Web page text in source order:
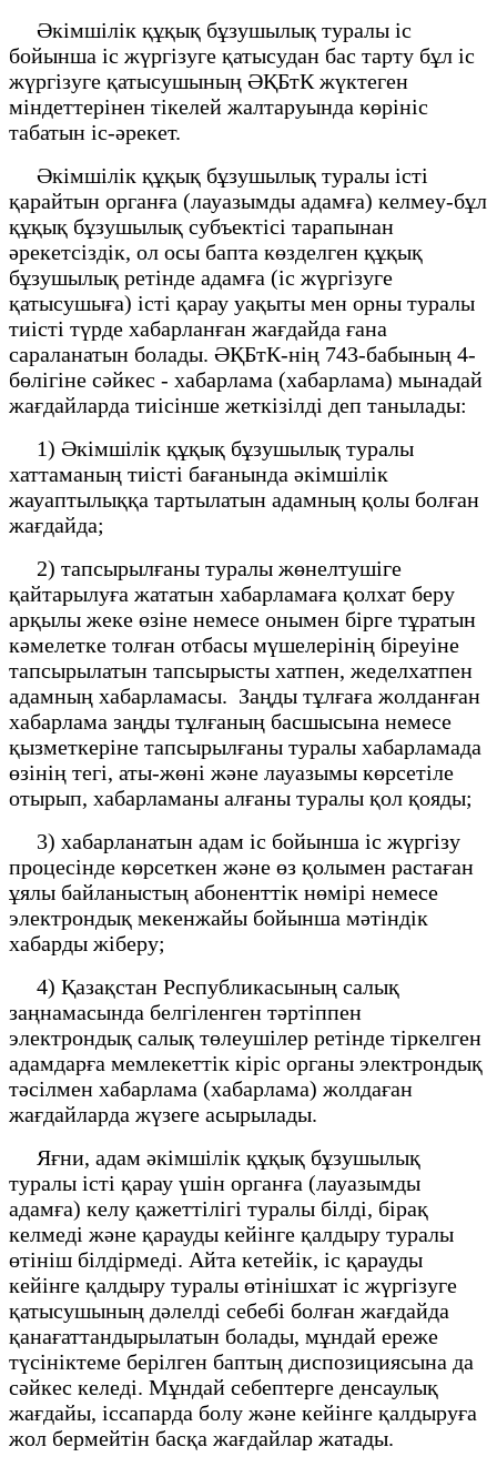
Әкімшілік құқық бұзушылық туралы іс
бойынша іс жүргізуге қатысудан бас тарту бұл іс
жүргізуге қатысушының ӘҚБтК жүктеген
міндеттерінен тікелей жалтаруында көрініс
табатын іс-әрекет.
Әкімшілік құқық бұзушылық туралы істі
қарайтын органға (лауазымды адамға) келмеу-бұл
құқық бұзушылық субъектісі тарапынан
әрекетсіздік, ол осы бапта көзделген құқық
бұзушылық ретінде адамға (іс жүргізуге
қатысушыға) істі қарау уақыты мен орны туралы
тиісті түрде хабарланған жағдайда ғана
сараланатын болады. ӘҚБтК-нің 743-бабының 4-
бөлігіне сәйкес - хабарлама (хабарлама) мынадай
жағдайларда тиісінше жеткізілді деп танылады:
1) Әкімшілік құқық бұзушылық туралы
хаттаманың тиісті бағанында әкімшілік
жауаптылыққа тартылатын адамның қолы болған
жағдайда;
2) тапсырылғаны туралы жөнелтушіге
қайтарылуға жататын хабарламаға қолхат беру
арқылы жеке өзіне немесе онымен бірге тұратын
кәмелетке толған отбасы мүшелерінің біреуіне
тапсырылатын тапсырысты хатпен, жеделхатпен
адамның хабарламасы. Заңды тұлғаға жолданған
хабарлама заңды тұлғаның басшысына немесе
қызметкеріне тапсырылғаны туралы хабарламада
өзінің тегі, аты-жөні және лауазымы көрсетіле
отырып, хабарламаны алғаны туралы қол қояды;
3) хабарланатын адам іс бойынша іс жүргізу
процесінде көрсеткен және өз қолымен растаған
ұялы байланыстың абоненттік нөмірі немесе
электрондық мекенжайы бойынша мәтіндік
хабарды жіберу;
4) Қазақстан Республикасының салық
заңнамасында белгіленген тәртіппен
электрондық салық төлеушілер ретінде тіркелген
адамдарға мемлекеттік кіріс органы электрондық
тәсілмен хабарлама (хабарлама) жолдаған
жағдайларда жүзеге асырылады.
Яғни, адам әкімшілік құқық бұзушылық
туралы істі қарау үшін органға (лауазымды
адамға) келу қажеттілігі туралы білді, бірақ
келмеді және қарауды кейінге қалдыру туралы
өтініш білдірмеді. Айта кетейік, іс қарауды
кейінге қалдыру туралы өтінішхат іс жүргізуге
қатысушының дәлелді себебі болған жағдайда
қанағаттандырылатын болады, мұндай ереже
түсініктеме берілген баптың диспозициясына да
сәйкес келеді. Мұндай себептерге денсаулық
жағдайы, іссапарда болу және кейінге қалдыруға
жол бермейтін басқа жағдайлар жатады.